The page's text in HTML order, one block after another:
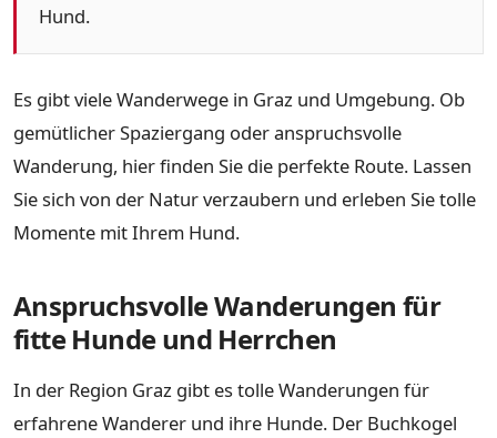
Hund.
Es gibt viele Wanderwege in Graz und Umgebung. Ob
gemütlicher Spaziergang oder anspruchsvolle
Wanderung, hier finden Sie die perfekte Route. Lassen
Sie sich von der Natur verzaubern und erleben Sie tolle
Momente mit Ihrem Hund.
Anspruchsvolle Wanderungen für
fitte Hunde und Herrchen
In der Region Graz gibt es tolle Wanderungen für
erfahrene Wanderer und ihre Hunde. Der Buchkogel